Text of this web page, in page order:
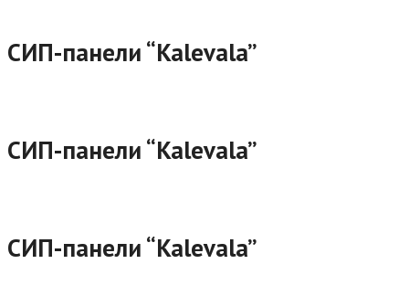
СИП-панели “Kalevala”
СИП-панели “Kalevala”
СИП-панели “Kalevala”